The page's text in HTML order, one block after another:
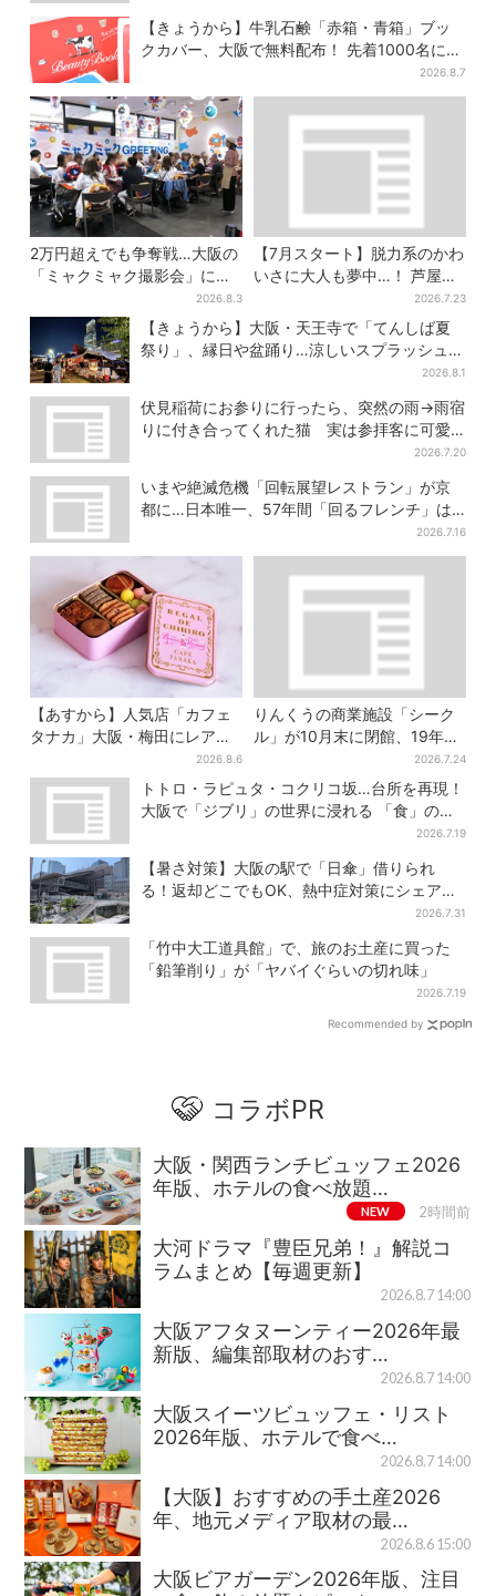
【きょうから】牛乳石鹸「赤箱・青箱」ブッ
クカバー、大阪で無料配布！ 先着1000名に
2026.8.7
2万円超えでも争奪戦…大阪の
「ミャクミャク撮影会」に全
国からファン集結、参加者に
聞いた「それでも会いたい理
由」
2026.8.3
【7月スタート】脱力系のかわ
いさに大人も夢中…！ 芦屋の
美術館で「チェコ絵本」展、
老舗文具メーカーのグッズに
も注目
2026.7.23
【きょうから】大阪・天王寺で「てんしば夏
祭り」、縁日や盆踊り…涼しいスプラッシュタ
2026.8.1
伏見稲荷にお参りに行ったら、突然の雨→雨宿
りに付き合ってくれた猫 実は参拝客に可愛
2026.7.20
いまや絶滅危機「回転展望レストラン」が京
都に…日本唯一、57年間「回るフレンチ」は
2026.7.16
【あすから】人気店「カフェ
タナカ」大阪・梅田にレア商
品集結…本店人気パン＆限定
クッキー缶も！ 7日間の夏イ
ベント
2026.8.6
りんくうの商業施設「シーク
ル」が10月末に閉館、19年の
歴史に幕…南大阪民に衝撃は
しる
2026.7.24
トトロ・ラピュタ・コクリコ坂…台所を再現！
大阪で「ジブリ」の世界に浸れる 「食」の展
2026.7.19
【暑さ対策】大阪の駅で「日傘」借りられ
る！返却どこでもOK、熱中症対策にシェアサ
2026.7.31
「竹中大工道具館」で、旅のお土産に買った
「鉛筆削り」が「ヤバイぐらいの切れ味」
2026.7.19
Recommended by
コラボPR
大阪・関西ランチビュッフェ2026
年版、ホテルの食べ放題…
NEW 2時間前
大河ドラマ『豊臣兄弟！』解説コ
ラムまとめ【毎週更新】
2026.8.7 14:00
大阪アフタヌーンティー2026年最
新版、編集部取材のおす…
2026.8.7 14:00
大阪スイーツビュッフェ・リスト
2026年版、ホテルで食べ…
2026.8.7 14:00
【大阪】おすすめの手土産2026
年、地元メディア取材の最…
2026.8.6 15:00
大阪ビアガーデン2026年版、注目